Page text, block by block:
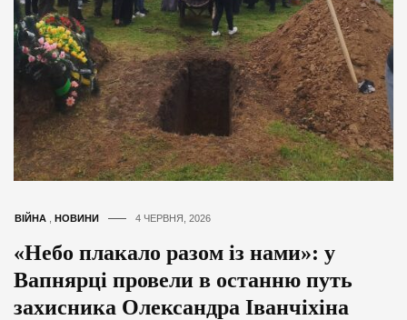
ВІЙНА НОВИНИ 4 ЧЕРВНЯ, 2026
«Небо плакало разом із нами»: у
Вапнярці провели в останню путь
захисника Олександра Іванчіхіна